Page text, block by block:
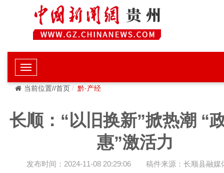
当前位置//首页 黔·产经
长顺：“以旧换新”掀热潮 “
惠”激活力
发布时间：2024-11-08 20:29:06 稿件来源：长顺县融媒